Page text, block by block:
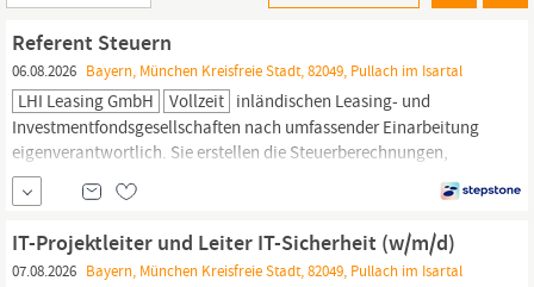
Referent Steuern
06.08.2026 Bayern, München Kreisfreie Stadt, 82049, Pullach im Isartal
LHI Leasing GmbH Vollzeit inländischen Leasing- und
Investmentfonds­gesell­schaften nach umfassender Einarbeitung
eigen­verant­wortlich. Sie erstellen die Steuer­berechnungen,
Steuer­erklärungen, Steuer­bilanzen und E-Bilanzen für Personen-
und Kapital­gesell­schaften. Sie prüfen die Steuer­bescheide und
führen die Korrespondenz mit den Finanz­behörden, auch im
von Rechts...
IT-Projektleiter und Leiter IT-Sicherheit (w/m/d)
07.08.2026 Bayern, München Kreisfreie Stadt, 82049, Pullach im Isartal